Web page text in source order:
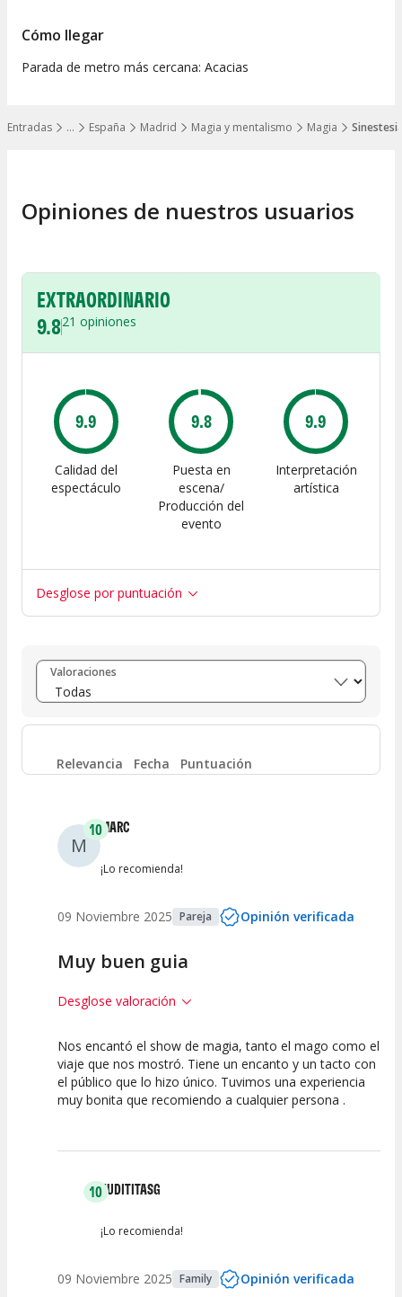
…
Mostrar todos los niveles
Entradas España Madrid Magia y mentalismo Magia
Cómo llegar
Parada de metro más cercana: Acacias
Opiniones de nuestros usuarios
EXTRAORDINARIO
9.821 opiniones
9.9
Calidad del
espectáculo
9.8
Puesta en
escena/
Producción del
evento
9.9
Interpretación
artística
Desglose por puntuación
Entre 8 y 10 (21)
Entre 6 y 8 (0)
Entre 4 y 6 0
Entre 0 y 2
Valoraciones
Relevancia Fecha Puntuación
M
10MARC
¡Lo recomienda!
09 Noviembre 2025 Pareja Opinión verificada
Muy buen guia
Desglose valoración
10
Calidad del
Espectáculo
10
Puesta en
Escena
10
Interpretación
artística
Nos encantó el show de magia, tanto el mago como el
viaje que nos mostró. Tiene un encanto y un tacto con
el público que lo hizo único. Tuvimos una experiencia
muy bonita que recomiendo a cualquier persona .
10JUDITITASG
¡Lo recomienda!
09 Noviembre 2025 Family Opinión verificada